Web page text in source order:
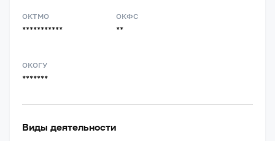
ОКТМО
***********
ОКФС
**
ОКОГУ
*******
Виды деятельности